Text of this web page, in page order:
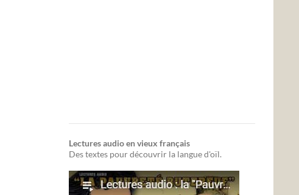
Lectures audio en vieux français
Des textes pour découvrir la langue d'oïl.